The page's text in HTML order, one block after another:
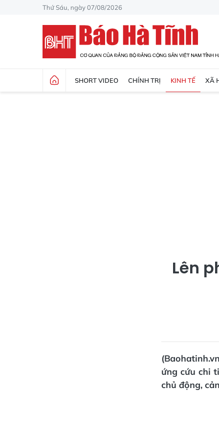
Thứ Sáu, ngày 07/08/2026
SHORT VIDEO CHÍNH TRỊ KINH TẾ XÃ
Lên
ứng cứu chi
chủ động,